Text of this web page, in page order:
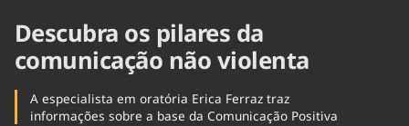
Descubra os pilares da
comunicação não violenta
A especialista em oratória Erica Ferraz traz
informações sobre a base da Comunicação Positiva